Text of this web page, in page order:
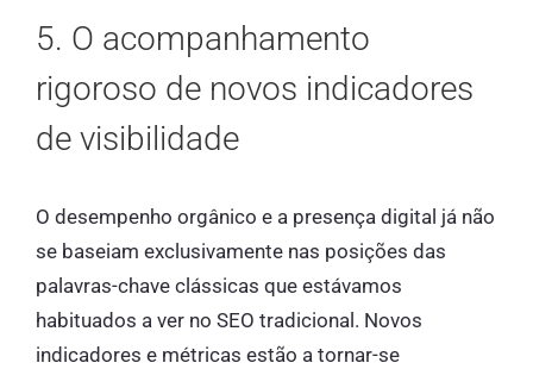
5. O acompanhamento
rigoroso de novos indicadores
de visibilidade
O desempenho orgânico e a presença digital já não
se baseiam exclusivamente nas posições das
palavras-chave clássicas que estávamos
habituados a ver no SEO tradicional. Novos
indicadores e métricas estão a tornar-se